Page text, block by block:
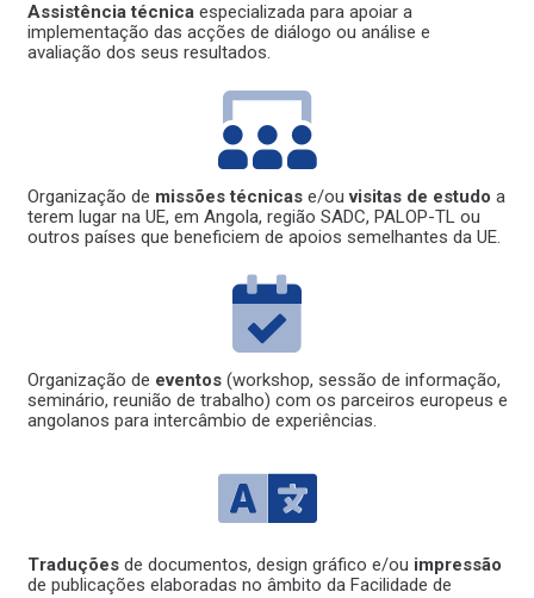
Assistência técnicaespecializada para apoiar a
implementação das acções de diálogo ou análise e
avaliação dos seus resultados.
Organização de missões técnicase/ouvisitas de estudo a
terem lugar na UE, em Angola, região SADC, PALOP-TL ou
outros países que beneficiem de apoios semelhantes da UE.
Organização de eventos (workshop, sessão de informação,
seminário, reunião de trabalho) com os parceiros europeus e
angolanos para intercâmbio de experiências.
Traduçõesde documentos, design gráfico e/ou impressão
de publicações elaboradas no âmbito da Facilidade de